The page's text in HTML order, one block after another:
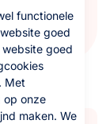
functionele
goed
goed
Met
op onze
maken. We